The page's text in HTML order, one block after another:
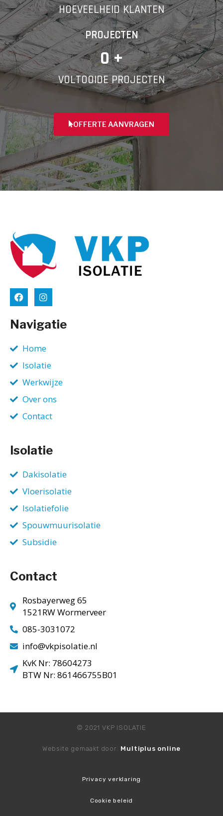
Vorige HOEVEELHEID KLANTEN
PROJECTEN
0 +
VOLTOOIDE PROJECTEN
OFFERTE AANVRAGEN
Navigatie
Home
Isolatie
Werkwijze
Over ons
Contact
Isolatie
Dakisolatie
Vloerisolatie
Isolatiefolie
Spouwmuurisolatie
Subsidie
Contact
Rosbayerweg 65
1521RW Wormerveer
085-3031072
info@vkpisolatie.nl
KvK Nr: 78604273
BTW Nr: 861466755B01
© 2021 VKP ISOLATIE
Website gemaakt door: Multiplus online
Privacy verklaring
Cookie beleid